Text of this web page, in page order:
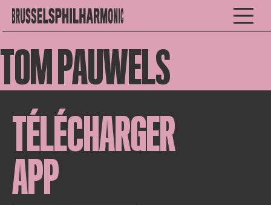
TOM PAUWELS
TÉLÉCHARGER
APP